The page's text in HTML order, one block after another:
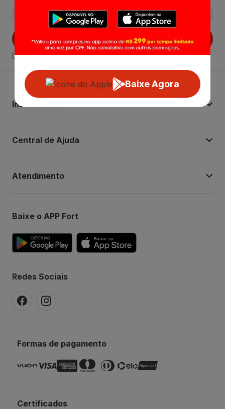
Baixe Agora
Cadastrar
Declaro estar ciente dasPoliticas de Privacidade.
Institucional
Central de Ajuda
Atendimento
Baixe o APP Fort
Redes Sociais
Formas de pagamento
Certificados